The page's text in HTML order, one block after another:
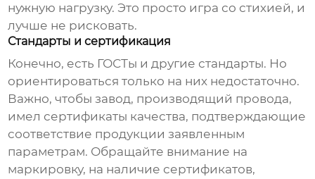
нужную нагрузку. Это просто игра со стихией, и
лучше не рисковать.
Стандарты и сертификация
Конечно, есть ГОСТы и другие стандарты. Но
ориентироваться только на них недостаточно.
Важно, чтобы завод, производящий провода,
имел сертификаты качества, подтверждающие
соответствие продукции заявленным
параметрам. Обращайте внимание на
маркировку, на наличие сертификатов,